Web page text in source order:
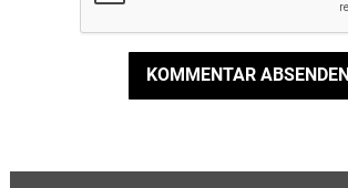
KOMMENTAR ABSENDEN